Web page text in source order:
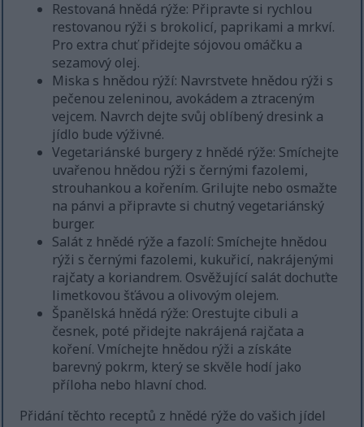
Restovaná hnědá rýže: Připravte si rychlou
restovanou rýži s brokolicí, paprikami a mrkví.
Pro extra chuť přidejte sójovou omáčku a
sezamový olej.
Miska s hnědou rýží: Navrstvete hnědou rýži s
pečenou zeleninou, avokádem a ztraceným
vejcem. Navrch dejte svůj oblíbený dresink a
jídlo bude výživné.
Vegetariánské burgery z hnědé rýže: Smíchejte
uvařenou hnědou rýži s černými fazolemi,
strouhankou a kořením. Grilujte nebo osmažte
na pánvi a připravte si chutný vegetariánský
burger.
Salát z hnědé rýže a fazolí: Smíchejte hnědou
rýži s černými fazolemi, kukuřicí, nakrájenými
rajčaty a koriandrem. Osvěžující salát dochuťte
limetkovou šťávou a olivovým olejem.
Španělská hnědá rýže: Orestujte cibuli a
česnek, poté přidejte nakrájená rajčata a
koření. Vmíchejte hnědou rýži a získáte
barevný pokrm, který se skvěle hodí jako
příloha nebo hlavní chod.
Přidání těchto receptů z hnědé rýže do vašich jídel